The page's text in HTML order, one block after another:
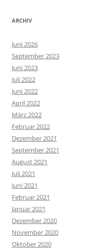
ARCHIV
Juni 2026
September 2023
Juni 2023
Juli 2022
Juni 2022
April 2022
März 2022
Februar 2022
Dezember 2021
September 2021
August 2021
Juli 2021
Juni 2021
Februar 2021
Januar 2021
Dezember 2020
November 2020
Oktober 2020